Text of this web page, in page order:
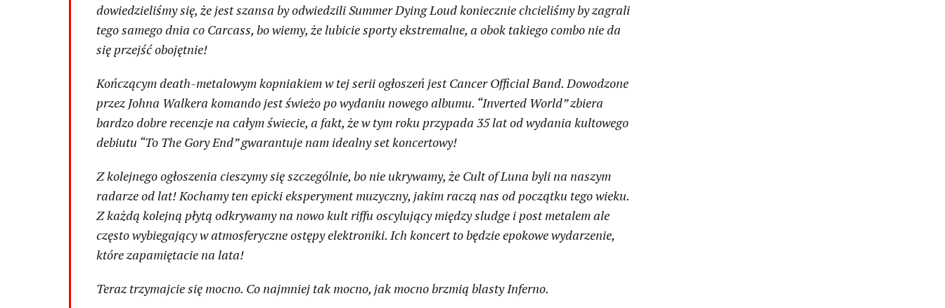
dowiedzieliśmy się, że jest szansa by odwiedzili Summer Dying Loud koniecznie chcieliśmy by zagrali
tego samego dnia co Carcass, bo wiemy, że lubicie sporty ekstremalne, a obok takiego combo nie da
się przejść obojętnie!
Kończącym death-metalowym kopniakiem w tej serii ogłoszeń jest Cancer Official Band. Dowodzone
przez Johna Walkera komando jest świeżo po wydaniu nowego albumu. “Inverted World” zbiera
bardzo dobre recenzje na całym świecie, a fakt, że w tym roku przypada 35 lat od wydania kultowego
debiutu “To The Gory End” gwarantuje nam idealny set koncertowy!
Z kolejnego ogłoszenia cieszymy się szczególnie, bo nie ukrywamy, że Cult of Luna byli na naszym
radarze od lat! Kochamy ten epicki eksperyment muzyczny, jakim raczą nas od początku tego wieku.
Z każdą kolejną płytą odkrywamy na nowo kult riffu oscylujący między sludge i post metalem ale
często wybiegający w atmosferyczne ostępy elektroniki. Ich koncert to będzie epokowe wydarzenie,
które zapamiętacie na lata!
Teraz trzymajcie się mocno. Co najmniej tak mocno, jak mocno brzmią blasty Inferno.